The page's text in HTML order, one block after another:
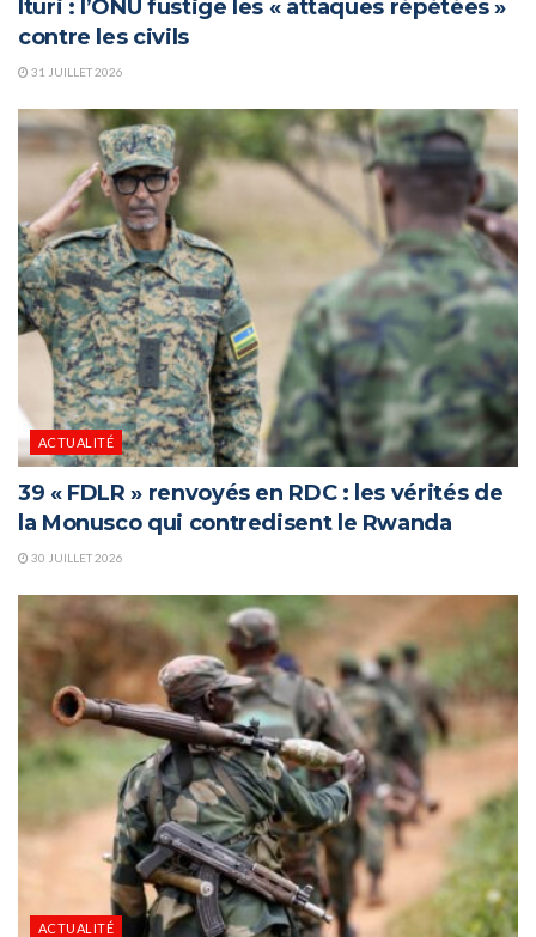
Ituri : l’ONU fustige les « attaques répétées »
contre les civils
31 JUILLET 2026
ACTUALITÉ
39 « FDLR » renvoyés en RDC : les vérités de
la Monusco qui contredisent le Rwanda
30 JUILLET 2026
ACTUALITÉ